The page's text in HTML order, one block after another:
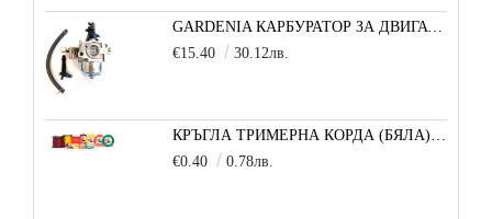
GARDENIA КАРБУРАТОР ЗА ДВИГАТЕЛ 5,5/6,5 К.С.
€15.40
30.12лв.
€0.40
0.78лв.